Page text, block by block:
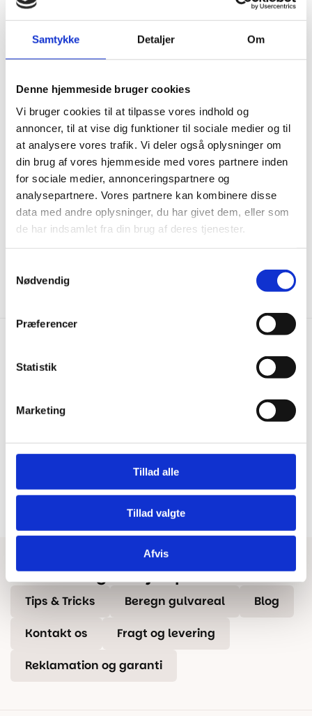
Samtykke Detaljer Om
Denne hjemmeside bruger cookies
Vi bruger cookies til at tilpasse vores indhold og
annoncer, til at vise dig funktioner til sociale medier og til
at analysere vores trafik. Vi deler også oplysninger om
din brug af vores hjemmeside med vores partnere inden
for sociale medier, annonceringspartnere og
analysepartnere. Vores partnere kan kombinere disse
data med andre oplysninger, du har givet dem, eller som
de har indsamlet fra din brug af deres tjenester.
Nødvendig
Præferencer
Statistik
Marketing
Tillad alle
Tillad valgte
Afvis
Andre har også kigget
på...
Tæppefliser - Hercula Grå
249,00kr.m2
Tæppefliser - Spectra
på kvalitetsgulve!
Hurtig levering
Bestil inden kl. 15.00 – vi
afsender samme dag, når
varen er på lager.
100% dansk webshop
Dansk butik og webshop –
Besøg vores butikker
Besøg vores showrooms og få
Har du brug for hjælp?
Tips & Tricks Beregn gulvareal Blog
Kontakt os Fragt og levering
Reklamation og garanti